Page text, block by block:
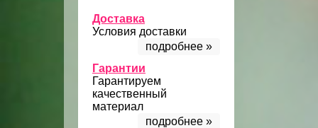
Доставка
Условия доставки
подробнее »
Гарантии
Гарантируем
качественный
материал
подробнее »